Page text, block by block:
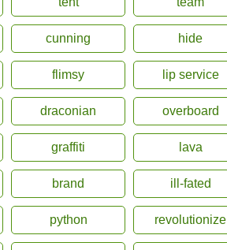
cunning hide
flimsy lip service
draconian overboard
graffiti lava
brand ill-fated
python revolutionize